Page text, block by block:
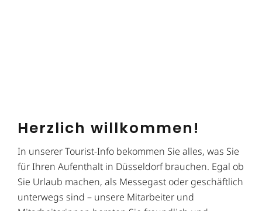
Herzlich willkommen!
In unserer Tourist-Info bekommen Sie alles, was Sie
für Ihren Aufenthalt in Düsseldorf brauchen. Egal ob
Sie Urlaub machen, als Messegast oder geschäftlich
unterwegs sind – unsere Mitarbeiter und